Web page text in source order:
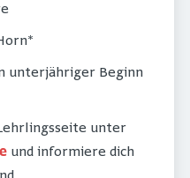
unterjähriger Beginn
unter
und informiere dich